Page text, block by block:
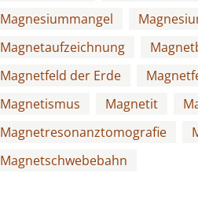
Magnesiummangel
Magnetaufzeichnung
Magnetfeld der Erde
Magnetismus
Magnetit
Magnetresonanztomografie
Magnetschwebebahn